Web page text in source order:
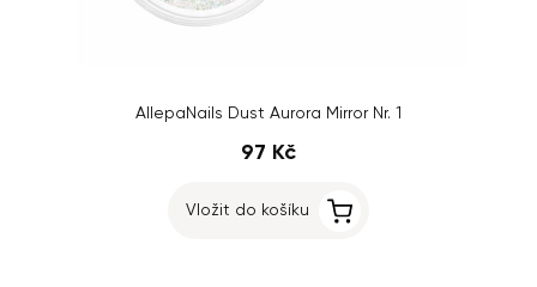
AllepaNails Dust Aurora Mirror Nr. 1
97 Kč
Vložit do košíku